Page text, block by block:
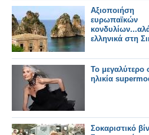
Αξιοποιήση
ευρωπαϊκών
ελληνικά στη
Το μεγαλύτερο
ηλικία
Σοκαριστικό